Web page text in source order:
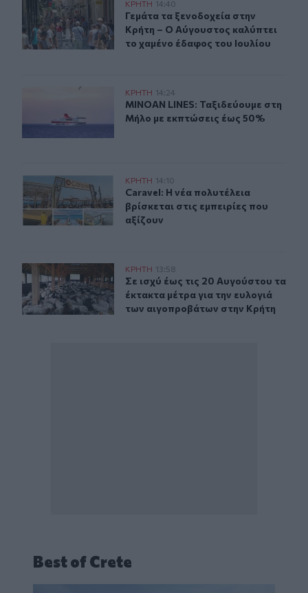
Γεμάτα τα ξενοδοχεία στην Κρήτη – Ο Αύγουστος
ΚΡΗΤΗ 14:40
Γεμάτα τα ξενοδοχεία στην Κρήτη
Γεμάτα τα ξενοδοχεία στην
Κρήτη – Ο Αύγουστος καλύπτει
το χαμένο έδαφος του Ιουλίου
MINOAN LINES: Ταξιδεύουμε στη Μήλο με εκπτώσεις
ΚΡΗΤΗ 14:24
MINOAN LINES: Ταξιδεύουμε στη
MINOAN LINES: Ταξιδεύουμε στη
Μήλο με εκπτώσεις έως 50%
Caravel: Η νέα πολυτέλεια βρίσκεται στις εμπειρίες που
ΚΡΗΤΗ 14:10
Caravel: Η νέα πολυτέλεια
Caravel: Η νέα πολυτέλεια
βρίσκεται στις εμπειρίες που
αξίζουν
Παράταση στα προληπτικά μέτρα για την ευλογιά των
ΚΡΗΤΗ 13:58
Σε ισχύ έως τις 20 Αυγούστου τα
Σε ισχύ έως τις 20 Αυγούστου τα
έκτακτα μέτρα για την ευλογιά
των αιγοπροβάτων στην Κρήτη
Best of Crete